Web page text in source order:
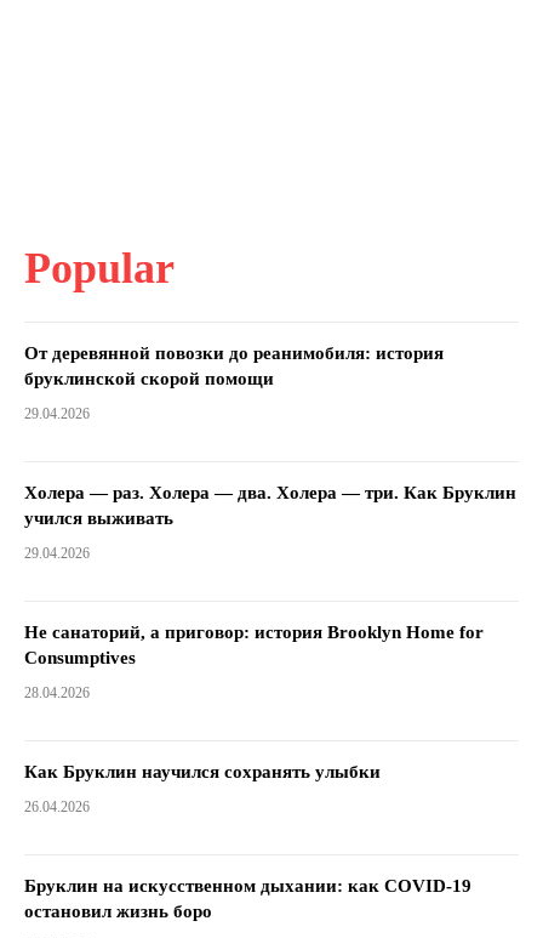
Popular
От деревянной повозки до реанимобиля: история
бруклинской скорой помощи
29.04.2026
Холера — раз. Холера — два. Холера — три. Как Бруклин
учился выживать
29.04.2026
Не санаторий, а приговор: история Brooklyn Home for
Consumptives
28.04.2026
Как Бруклин научился сохранять улыбки
26.04.2026
Бруклин на искусственном дыхании: как COVID-19
остановил жизнь боро